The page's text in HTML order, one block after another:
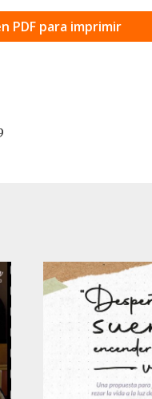
PDF para imprimir